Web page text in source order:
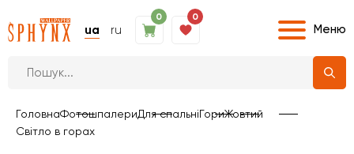
ua ru
0 0
Меню
ГоловнаФотошпалериДля спальніГориЖовтий
Світло в горах